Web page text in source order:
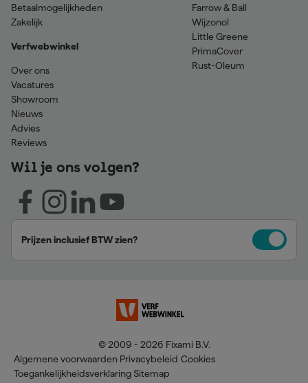
Betaalmogelijkheden
Zakelijk
Verfwebwinkel
Over ons
Vacatures
Showroom
Nieuws
Advies
Reviews
Farrow & Ball
Wijzonol
Little Greene
PrimaCover
Rust-Oleum
Wil je ons volgen?
Prijzen inclusief BTW zien?
© 2009 - 2026 Fixami B.V.
Algemene voorwaarden Privacybeleid Cookies
Toegankelijkheidsverklaring Sitemap